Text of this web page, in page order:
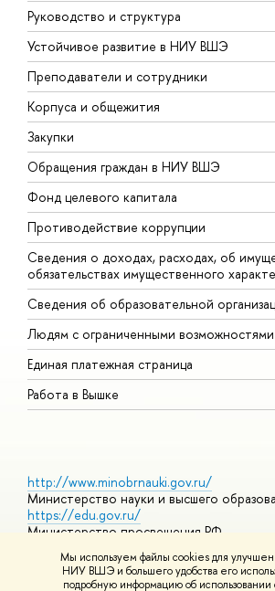
Мы используем файлы cookies для
НИУ ВШЭ и большего удобства его
подробную информацию об использовании
Руководство и структура
Устойчивое развитие в НИУ ВШЭ
Преподаватели и сотрудники
Корпуса и общежития
Закупки
Обращения граждан в НИУ ВШЭ
Фонд целевого капитала
Противодействие коррупции
Сведения о доходах, расходах, об
обязательствах имущественного
Сведения об образовательной
Людям с ограниченными возможностями
Единая платежная страница
Работа в Вышке
http://www.minobrnauki.gov.ru/
Министерство науки и высшего
https://edu.gov.ru/
Министерство просвещения РФ
Массовые открытые онлайн-курсы